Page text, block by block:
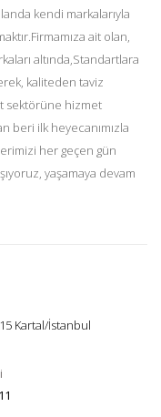
kendi markalarıyla
ait olan,
altında,Standartlara
kaliteden taviz
sektörüne hizmet
beri ilk heyecanımızla
her geçen gün
yaşamaya devam
Kartal/İstanbul